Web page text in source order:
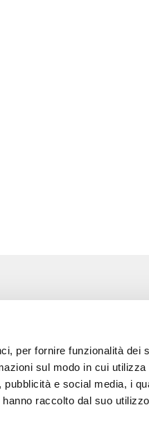
per fornire funzionalità dei
sul modo in cui
e social media, i
raccolto dal suo
12051 Alba (Cn)
tel. +39 0173 364631
Codice fiscale e